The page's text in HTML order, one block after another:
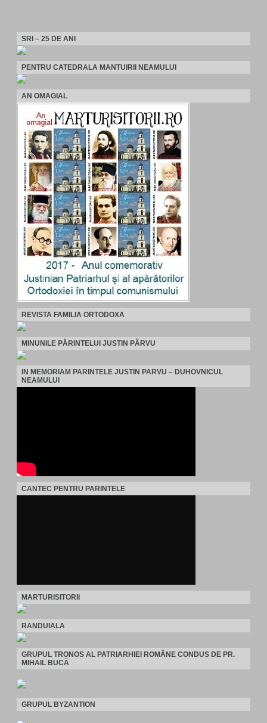
SRI – 25 DE ANI
PENTRU CATEDRALA MANTUIRII NEAMULUI
AN OMAGIAL
REVISTA FAMILIA ORTODOXA
MINUNILE PĂRINTELUI JUSTIN PÂRVU
IN MEMORIAM PARINTELE JUSTIN PARVU – DUHOVNICUL
NEAMULUI
CANTEC PENTRU PARINTELE
MARTURISITORII
RANDUIALA
GRUPUL TRONOS AL PATRIARHIEI ROMÂNE CONDUS DE PR.
MIHAIL BUCĂ
GRUPUL BYZANTION